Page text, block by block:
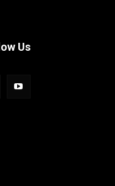
Us